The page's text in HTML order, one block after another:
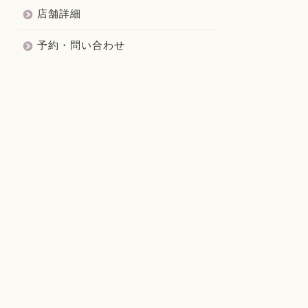
店舗詳細
予約・問い合わせ